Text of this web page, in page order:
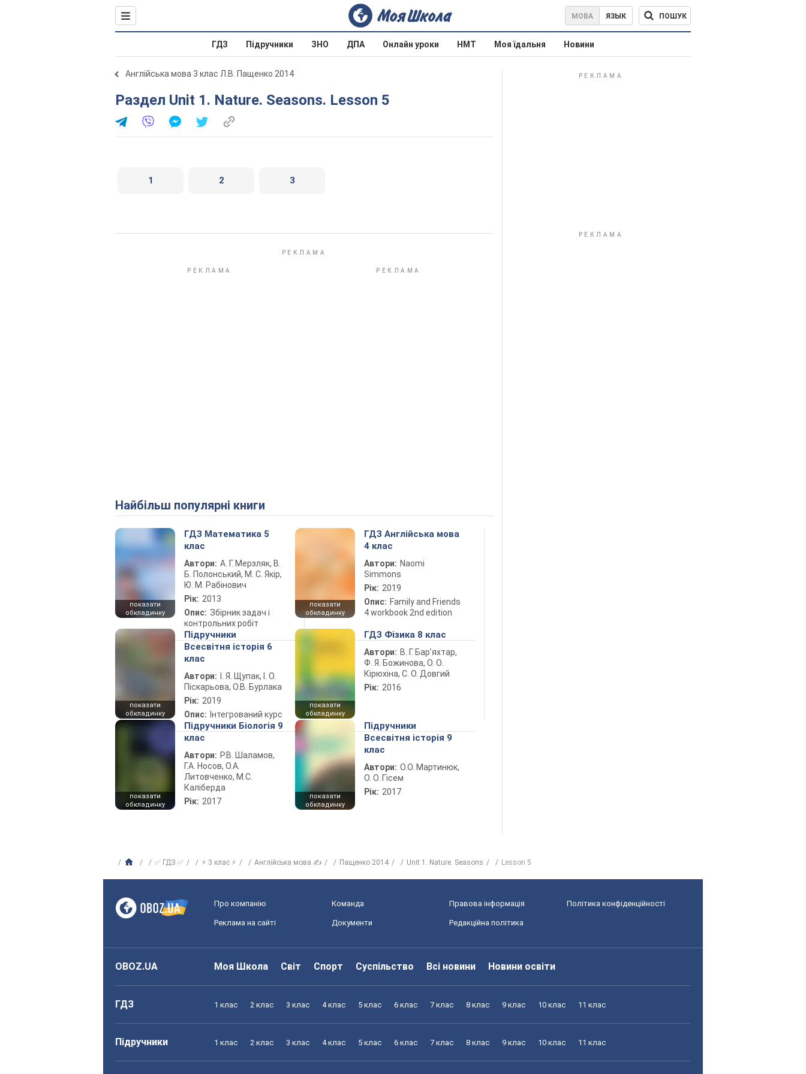
МОВА ЯЗЫК ПОШУК
ГДЗ Підручники ЗНО ДПА Онлайн уроки НМТ Моя їдальня Новини
Англійська мова 3 клас Л.В. Пащенко 2014
Раздел Unit 1. Nature. Seasons. Lesson 5
1 2 3
Найбільш популярні книги
показати
обкладинку
ГДЗ Математика 5
клас
Автори: А. Г. Мерзляк, В.
Б. Полонський, М. С. Якір,
Ю. М. Рабінович
Рік: 2013
Опис: Збірник задач і
контрольних робіт
показати
обкладинку
ГДЗ Англійська мова
4 клас
Автори: Naomi
Simmons
Рік: 2019
Опис: Family and Friends
4 workbook 2nd edition
показати
обкладинку
Підручники
Всесвітня історія 6
клас
Автори:
І. Я. Щупак, І. О.
Піскарьова, О.В. Бурлака
Рік: 2019
Опис: Інтегрований курс
показати
обкладинку
ГДЗ Фізика 8 клас
Автори: В. Г. Бар’яхтар,
Ф. Я. Божинова, О. О.
Кірюхіна, С. О. Довгий
Рік: 2016
показати
обкладинку
Підручники Біологія 9
клас
Автори: Р.В. Шаламов,
Г.А. Носов, О.А.
Литовченко, М.С.
Каліберда
Рік: 2017
показати
обкладинку
Підручники
Всесвітня історія 9
клас
Автори: О.О. Мартинюк,
О. О. Гісем
Рік: 2017
✅ ГДЗ ✅ ⚡ 3 клас ⚡ Англійська мова ✍ Пащенко 2014 Unit 1. Nature. Seasons Lesson 5
Про компанію Команда Правова інформація Політика конфіденційності
Реклама на сайті Документи Редакційна політика
OBOZ.UA Моя Школа Світ Спорт Суспільство Всі новини Новини освіти
ГДЗ 1 клас 2 клас 3 клас 4 клас 5 клас 6 клас 7 клас 8 клас 9 клас 10 клас 11 клас
Підручники 1 клас 2 клас 3 клас 4 клас 5 клас 6 клас 7 клас 8 клас 9 клас 10 клас 11 клас